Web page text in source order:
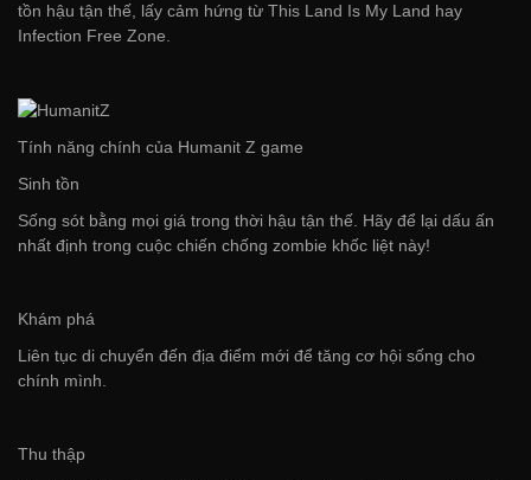
tồn hậu tận thế, lấy cảm hứng từ This Land Is My Land hay
Infection Free Zone.
Tính năng chính của Humanit Z game
Sinh tồn
Sống sót bằng mọi giá trong thời hậu tận thế. Hãy để lại dấu ấn
nhất định trong cuộc chiến chống zombie khốc liệt này!
Khám phá
Liên tục di chuyển đến địa điểm mới để tăng cơ hội sống cho
chính mình.
Thu thập